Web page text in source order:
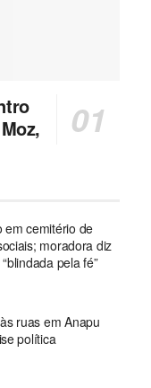
em cemitério de
moradora diz
pela fé”
ruas em Anapu
política